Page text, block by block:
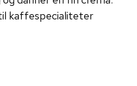
kaffespecialiteter